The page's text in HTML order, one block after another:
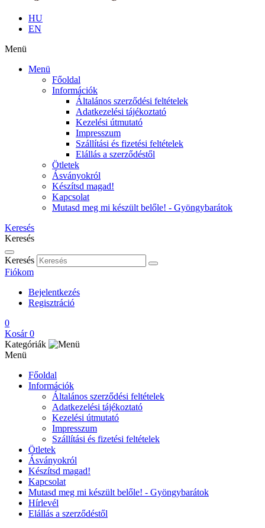
HU
EN
Menü
Menü
Főoldal
Információk
Általános szerződési feltételek
Adatkezelési tájékoztató
Kezelési útmutató
Impresszum
Szállítási és fizetési feltételek
Elállás a szerződéstől
Ötletek
Ásványokról
Készítsd magad!
Kapcsolat
Mutasd meg mi készült belőle! - Gyöngybarátok
Keresés
Keresés
Keresés
Fiókom
Bejelentkezés
Regisztráció
0
Kosár 0
Kategóriák
Menü
Főoldal
Információk
Általános szerződési feltételek
Adatkezelési tájékoztató
Kezelési útmutató
Impresszum
Szállítási és fizetési feltételek
Ötletek
Ásványokról
Készítsd magad!
Kapcsolat
Mutasd meg mi készült belőle! - Gyöngybarátok
Hírlevél
Elállás a szerződéstől